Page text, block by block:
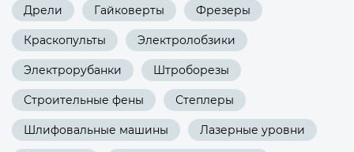
Дрели Гайковерты Фрезеры
Краскопульты Электролобзики
Электрорубанки Штроборезы
Строительные фены Степлеры
Шлифовальные машины Лазерные уровни